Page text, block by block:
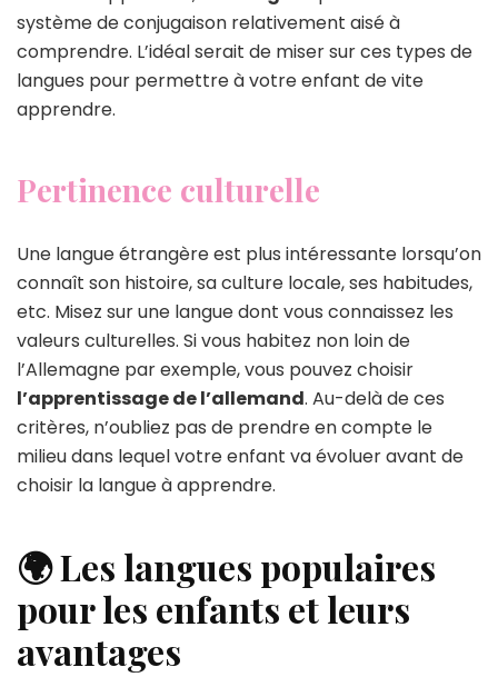
système de conjugaison relativement aisé à
comprendre. L’idéal serait de miser sur ces types de
langues pour permettre à votre enfant de vite
apprendre.
Pertinence culturelle
Une langue étrangère est plus intéressante lorsqu’on
connaît son histoire, sa culture locale, ses habitudes,
etc. Misez sur une langue dont vous connaissez les
valeurs culturelles. Si vous habitez non loin de
l’Allemagne par exemple, vous pouvez choisir
l’apprentissage de l’allemand. Au-delà de ces
critères, n’oubliez pas de prendre en compte le
milieu dans lequel votre enfant va évoluer avant de
choisir la langue à apprendre.
🌍 Les langues populaires
pour les enfants et leurs
avantages